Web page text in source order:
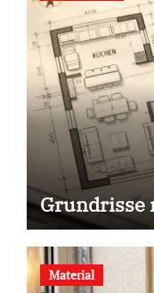
Grundrisse
Material